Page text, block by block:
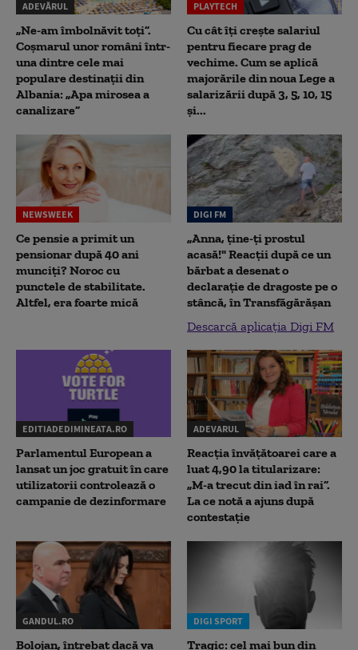
ADEVĂRUL
„Ne-am îmbolnăvit toți”.
Coșmarul unor români într-
una dintre cele mai
populare destinații din
Albania: „Apa mirosea a
canalizare”
PLAYTECH
Cu cât îți crește salariul
pentru fiecare prag de
vechime. Cum se aplică
majorările din noua Lege a
salarizării după 3, 5, 10, 15
și...
NEWSWEEK
Ce pensie a primit un
pensionar după 40 ani
munciți? Noroc cu
punctele de stabilitate.
Altfel, era foarte mică
DIGI FM
„Anna, ţine-ţi prostul
acasă!" Reacţii după ce un
bărbat a desenat o
declaraţie de dragoste pe o
stâncă, în Transfăgărăşan
Descarcă aplicația Digi FM
EDITIADEDIMINEATA.RO
Parlamentul European a
lansat un joc gratuit în care
utilizatorii controlează o
campanie de dezinformare
ADEVARUL
Reacția învățătoarei care a
luat 4,90 la titularizare:
„M-a trecut din iad în rai”.
La ce notă a ajuns după
contestație
GANDUL.RO
Bolojan, întrebat dacă va
DIGI SPORT
Tragic: cel mai bun din